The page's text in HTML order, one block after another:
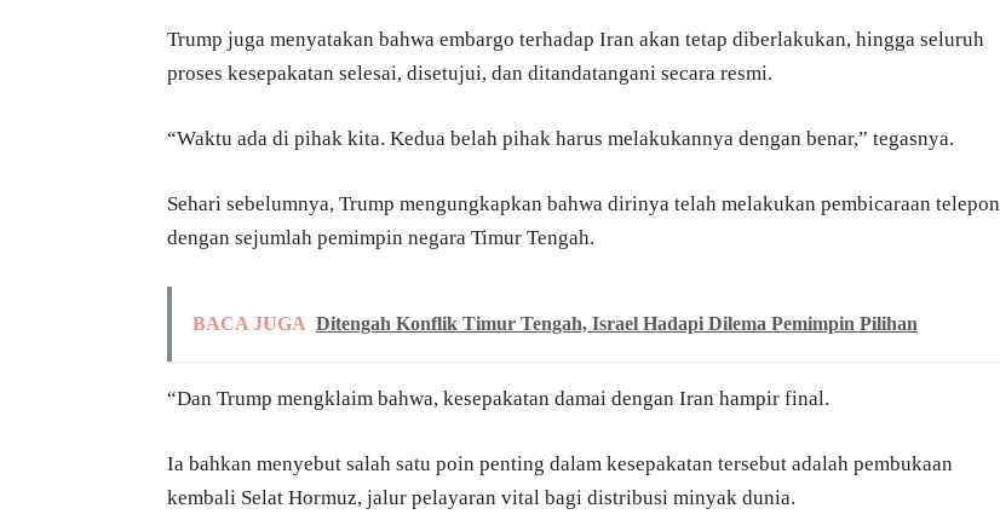
Trump juga menyatakan bahwa embargo terhadap Iran akan tetap diberlakukan, hingga seluruh
proses kesepakatan selesai, disetujui, dan ditandatangani secara resmi.
“Waktu ada di pihak kita. Kedua belah pihak harus melakukannya dengan benar,” tegasnya.
Sehari sebelumnya, Trump mengungkapkan bahwa dirinya telah melakukan pembicaraan telepon
dengan sejumlah pemimpin negara Timur Tengah.
BACA JUGA Ditengah Konflik Timur Tengah, Israel Hadapi Dilema Pemimpin Pilihan
“Dan Trump mengklaim bahwa, kesepakatan damai dengan Iran hampir final.
Ia bahkan menyebut salah satu poin penting dalam kesepakatan tersebut adalah pembukaan
kembali Selat Hormuz, jalur pelayaran vital bagi distribusi minyak dunia.